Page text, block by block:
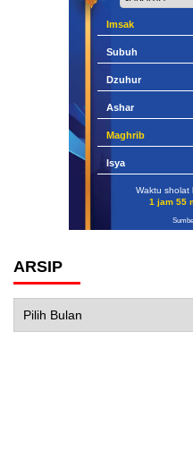
Imsak
Subuh
Dzuhur
Ashar
Maghrib
Isya
Waktu sholat
1 jam 55
ARSIP